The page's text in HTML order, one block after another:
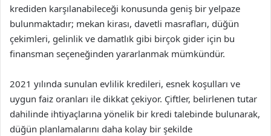
krediden karşılanabileceği konusunda geniş bir yelpaze
bulunmaktadır; mekan kirası, davetli masrafları, düğün
çekimleri, gelinlik ve damatlık gibi birçok gider için bu
finansman seçeneğinden yararlanmak mümkündür.
2021 yılında sunulan evlilik kredileri, esnek koşulları ve
uygun faiz oranları ile dikkat çekiyor. Çiftler, belirlenen tutar
dahilinde ihtiyaçlarına yönelik bir kredi talebinde bulunarak,
düğün planlamalarını daha kolay bir şekilde